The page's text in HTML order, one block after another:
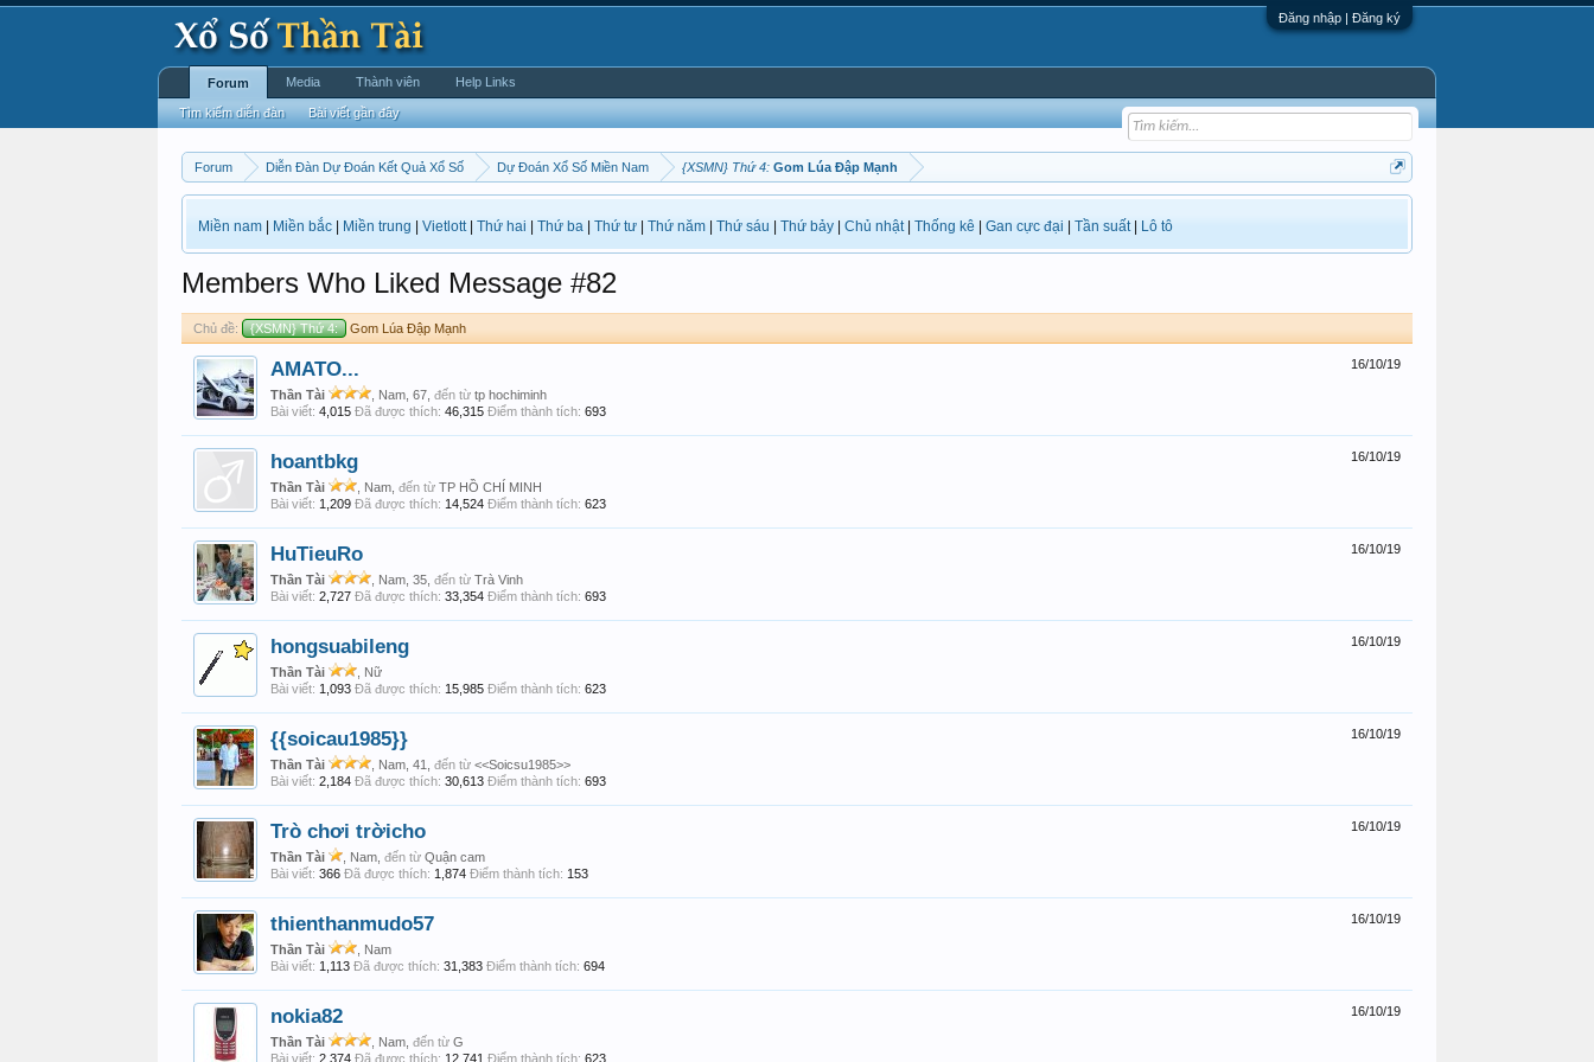
Đăng nhập | Đăng ký
Forum Diễn Đàn Dự Đoán Kết Quả Xổ Số Dự Đoán Xổ Số Miền Nam {XSMN} Thứ 4: Gom Lúa Đập Mạnh
Miền nam Miền bắc Miền trung Vietlott| Thứ hai Thứ ba Thứ tư Thứ năm Thứ sáu Thứ bảy Chủ nhật| Thống kê Gan cực đại Tần suất| Lô tô
Members Who Liked Message #82
Chủ đề: {XSMN} Thứ 4: Gom Lúa Đập Mạnh
16/10/19
AMATO...
Thần Tài , Nam, 67, đến từ tp hochiminh
Bài viết: 4,015 Đã được thích: 46,315 Điểm thành tích: 693
16/10/19
hoantbkg
Thần Tài , Nam, đến từ TP HỒ CHÍ MINH
Bài viết: 1,209 Đã được thích: 14,524 Điểm thành tích: 623
16/10/19
HuTieuRo
Thần Tài , Nam, 35, đến từ Trà Vinh
Bài viết: 2,727 Đã được thích: 33,354 Điểm thành tích: 693
16/10/19
hongsuabileng
Thần Tài
, Nữ
Bài viết: 1,093 Đã được thích: 15,985 Điểm thành tích: 623
16/10/19
{{soicau1985}}
Thần Tài , Nam, 41, đến từ <<Soicsu1985>>
Bài viết: 2,184 Đã được thích: 30,613 Điểm thành tích: 693
16/10/19
Trò chơi trờicho
Thần Tài , Nam, đến từ Quận cam
Bài viết: 366 Đã được thích: 1,874 Điểm thành tích: 153
16/10/19
thienthanmudo57
Thần Tài
, Nam
Bài viết: 1,113 Đã được thích: 31,383 Điểm thành tích: 694
16/10/19
nokia82
Thần Tài , Nam, đến từ G
Bài viết: 2,374 Đã được thích: 12,741 Điểm thành tích: 623
Forum
Tìm kiếm diễn đàn Bài viết gần đây
Media Thành viên Help Links